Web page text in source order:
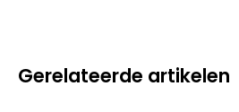
Gerelateerde artikelen